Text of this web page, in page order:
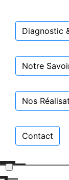
Diagnostic
Notre
Nos
Contact